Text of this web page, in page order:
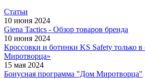
Статьи
10 июня 2024
Giena Tactics - Обзор товаров бренда
10 июня 2024
Кроссовки и ботинки KS Safety только
Миротворца»
15 мая 2024
Бонусная программа "Дом Миротворца"